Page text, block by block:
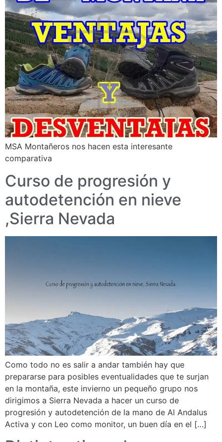
MSA Montañeros nos hacen esta interesante
comparativa
Curso de progresión y
autodetención en nieve
,Sierra Nevada
Como todo no es salir a andar también hay que
prepararse para posibles eventualidades que te surjan
en la montaña, este invierno un pequeño grupo nos
dirigimos a Sierra Nevada a hacer un curso de
progresión y autodetención de la mano de Al Andalus
Activa y con Leo como monitor, un buen día en el […]